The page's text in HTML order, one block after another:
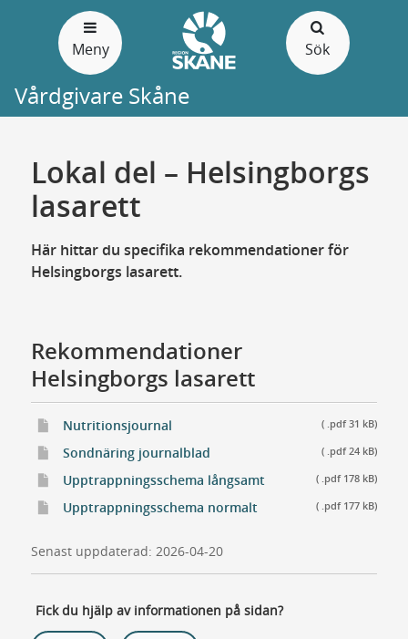
Meny Sök
Vårdgivare Skåne
Lokal del – Helsingborgs
lasarett
Här hittar du specifika rekommendationer för
Helsingborgs lasarett.
Rekommendationer
Helsingborgs lasarett
Nutritionsjournal ( .pdf 31 kB)
Sondnäring journalblad ( .pdf 24 kB)
Upptrappningsschema långsamt ( .pdf 178 kB)
Upptrappningsschema normalt ( .pdf 177 kB)
Senast uppdaterad: 2026-04-20
Fick du hjälp av informationen på sidan?